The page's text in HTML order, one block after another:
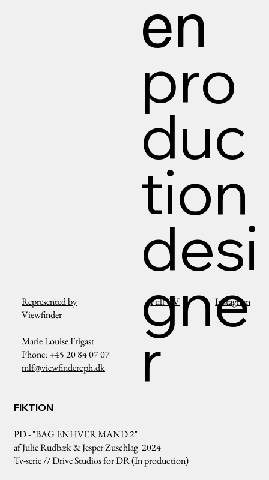
Represented by
Viewfinder
Marie Louise Frigast
Phone: +45 20 84 07 07
mlf@viewfindercph.dk
Full CV Instagram
en
pro
duc
tion
desi
gne
r
FIKTION
PD - "BAG ENHVER MAND 2"
af Julie Rudbæk & Jesper Zuschlag 2024
Tv-serie // Drive Studios for DR (In production)